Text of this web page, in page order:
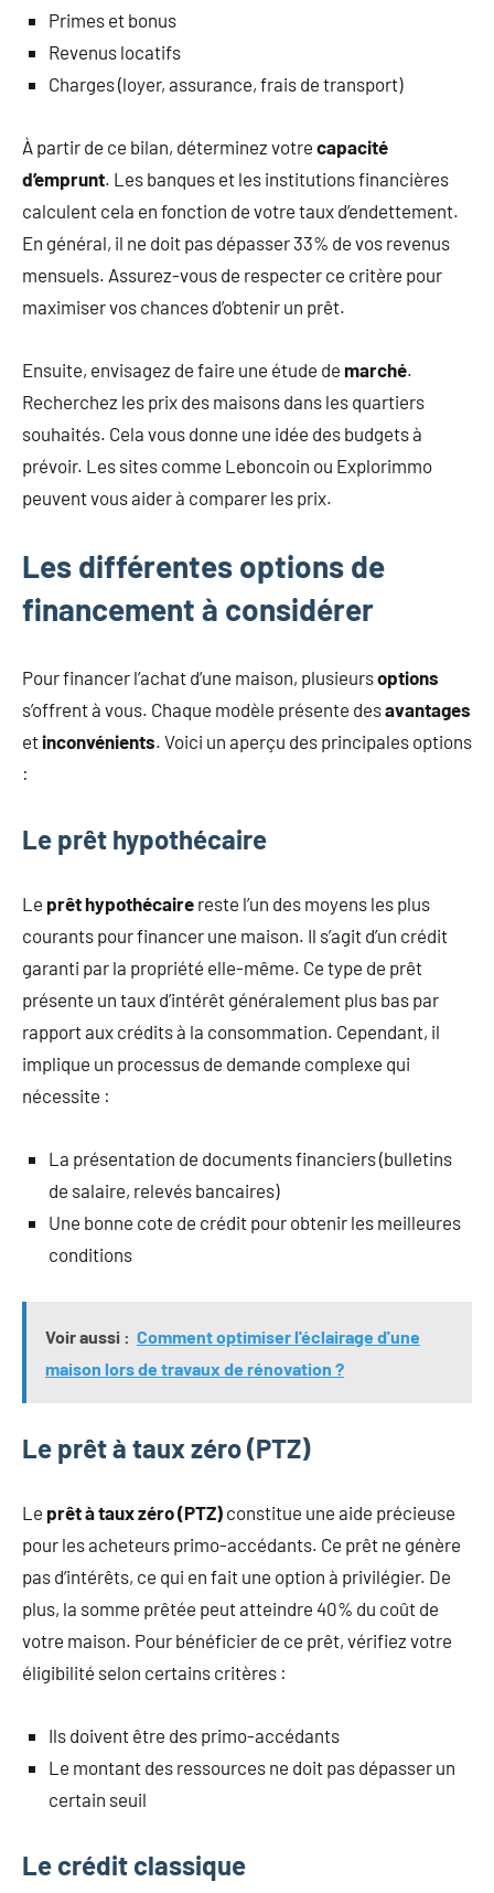
Primes et bonus
Revenus locatifs
Charges (loyer, assurance, frais de transport)
À partir de ce bilan, déterminez votre capacité
d’emprunt. Les banques et les institutions financières
calculent cela en fonction de votre taux d’endettement.
En général, il ne doit pas dépasser 33% de vos revenus
mensuels. Assurez-vous de respecter ce critère pour
maximiser vos chances d’obtenir un prêt.
Ensuite, envisagez de faire une étude de marché.
Recherchez les prix des maisons dans les quartiers
souhaités. Cela vous donne une idée des budgets à
prévoir. Les sites comme Leboncoin ou Explorimmo
peuvent vous aider à comparer les prix.
Les différentes options de
financement à considérer
Pour financer l’achat d’une maison, plusieursoptions
s’offrent à vous. Chaque modèle présente desavantages
et inconvénients. Voici un aperçu des principales options
:
Le prêt hypothécaire
Le prêt hypothécaire reste l’un des moyens les plus
courants pour financer une maison. Il s’agit d’un crédit
garanti par la propriété elle-même. Ce type de prêt
présente un taux d’intérêt généralement plus bas par
rapport aux crédits à la consommation. Cependant, il
implique un processus de demande complexe qui
nécessite :
La présentation de documents financiers (bulletins
de salaire, relevés bancaires)
Une bonne cote de crédit pour obtenir les meilleures
conditions
Voir aussi : Comment optimiser l'éclairage d'une
maison lors de travaux de rénovation ?
Le prêt à taux zéro (PTZ)
Le prêt à taux zéro (PTZ) constitue une aide précieuse
pour les acheteurs primo-accédants. Ce prêt ne génère
pas d’intérêts, ce qui en fait une option à privilégier. De
plus, la somme prêtée peut atteindre 40% du coût de
votre maison. Pour bénéficier de ce prêt, vérifiez votre
éligibilité selon certains critères :
Ils doivent être des primo-accédants
Le montant des ressources ne doit pas dépasser un
certain seuil
Le crédit classique